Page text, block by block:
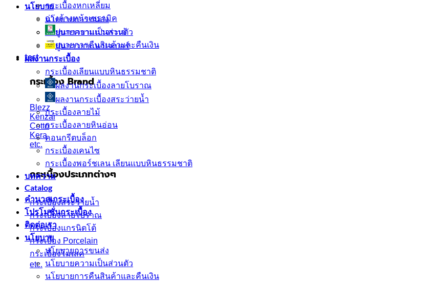
นโยบาย
นโยบายการขนส่ง
นโยบายความเป็นส่วนตัว
นโยบายการคืนสินค้าและคืนเงิน
test
กระเบื้อง Brand
Blezz
Kenzai
Cotto
Kera
etc.
กระเบื้องประเภทต่างๆ
กระเบื้องสระว่ายน้ำ
กระเบื้องลายโบราณ
กระเบื้องแกรนิตโต้
กระเบื้อง Porcelain
กระเบื้องโมเสค
etc.
กระเบื้องหกเหลี่ยม
อ่างล้างหน้าเซรามิค
ปูนกาวยาเเนวจระเข้
ปูนกาวยาเเนวเวเบอร์
ผลงานกระเบื้อง
กระเบื้องเลียนแบบหินธรรมชาติ
ผลงานกระเบื้องลายโบราณ
ผลงานกระเบื้องสระว่ายนํ้า
กระเบื้องลายไม้
กระเบื้องลายหินอ่อน
คอนกรีตบล็อก
กระเบื้องเคนไซ
กระเบื้องพอร์ชเลน เลียนเเบบหินธรรมชาติ
บทความ
Catalog
คำนวณกระเบื้อง
โปรโมชั่นกระเบื้อง
ติดต่อเรา
นโยบาย
นโยบายการขนส่ง
นโยบายความเป็นส่วนตัว
นโยบายการคืนสินค้าและคืนเงิน